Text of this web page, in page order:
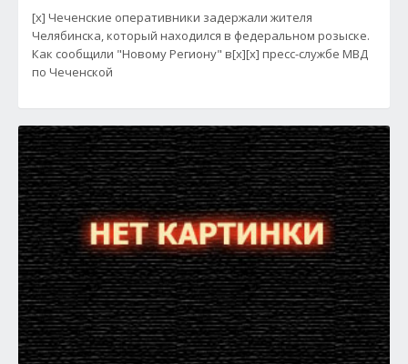
[x] Чеченские оперативники задержали жителя
Челябинска, который находился в федеральном розыске.
Как сообщили "Новому Региону" в[x][x] пресс-службе МВД
по Чеченской